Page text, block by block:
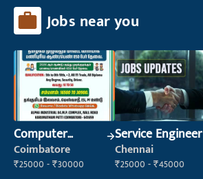
Jobs near you
Computer
Operator
Coimbatore
₹25000 - ₹30000
Service Engineer
Chennai
₹25000 - ₹45000